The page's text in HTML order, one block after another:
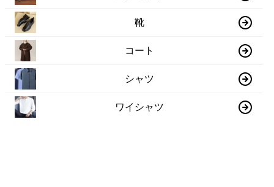
靴
コート
シャツ
ワイシャツ